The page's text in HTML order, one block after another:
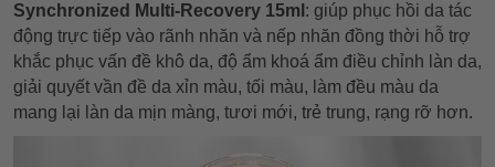
Synchronized Multi-Recovery 15ml : giúp phục hồi da tác
động trực tiếp vào rãnh nhăn và nếp nhăn đồng thời hỗ trợ
khắc phục vấn đề khô da, độ ẩm khoá ẩm điều chỉnh làn da,
giải quyết vần đề da xỉn màu, tối màu, làm đều màu da
mang lại làn da mịn màng, tươi mới, trẻ trung, rạng rỡ hơn.